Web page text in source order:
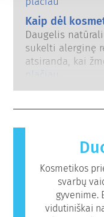
tačiau labai mažai (o tai dažniausiai
stiprūs vaistai)
sistemos
vertinimai,
mokslo
privalo atlikti,
įskaitant
priežiūros
tyrimus ir
alternatyvas
įvertinti
saugumą.
Kaip dėl
Daugelis
sukelti alerginę
atsiranda, kai
reaguoja į
nekenksmingos
kuriems
nereiškia, kad
kitiems.
plačiau
Kosmetikos
svarbų
gyvenime.
vidutiniškai